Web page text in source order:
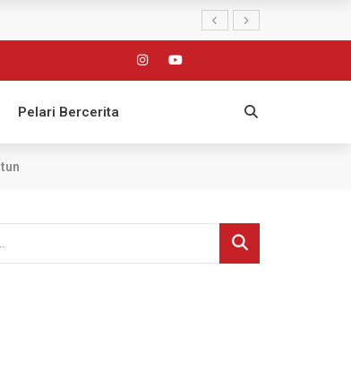
Pelari Bercerita